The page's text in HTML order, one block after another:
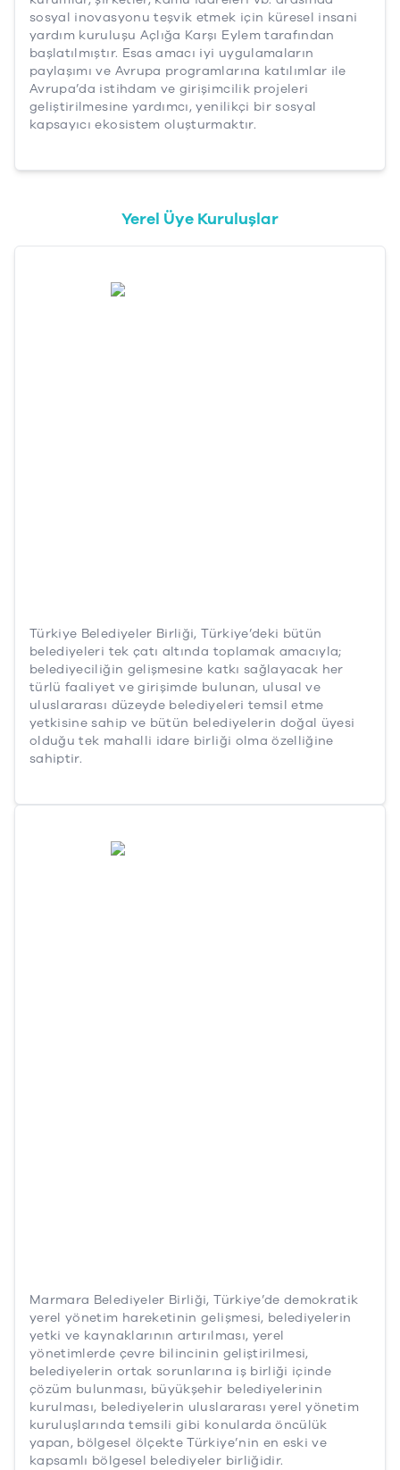
sosyal inovasyonu teşvik etmek için küresel insani
yardım kuruluşu Açlığa Karşı Eylem tarafından
başlatılmıştır. Esas amacı iyi uygulamaların
paylaşımı ve Avrupa programlarına katılımlar ile
Avrupa’da istihdam ve girişimcilik projeleri
geliştirilmesine yardımcı, yenilikçi bir sosyal
kapsayıcı ekosistem oluşturmaktır.
Yerel Üye Kuruluşlar
Türkiye Belediyeler Birliği, Türkiye’deki bütün
belediyeleri tek çatı altında toplamak amacıyla;
belediyeciliğin gelişmesine katkı sağlayacak her
türlü faaliyet ve girişimde bulunan, ulusal ve
uluslararası düzeyde belediyeleri temsil etme
yetkisine sahip ve bütün belediyelerin doğal üyesi
olduğu tek mahalli idare birliği olma özelliğine
sahiptir.
Marmara Belediyeler Birliği, Türkiye’de demokratik
yerel yönetim hareketinin gelişmesi, belediyelerin
yetki ve kaynaklarının artırılması, yerel
yönetimlerde çevre bilincinin geliştirilmesi,
belediyelerin ortak sorunlarına iş birliği içinde
çözüm bulunması, büyükşehir belediyelerinin
kurulması, belediyelerin uluslararası yerel yönetim
kuruluşlarında temsili gibi konularda öncülük
yapan, bölgesel ölçekte Türkiye’nin en eski ve
kapsamlı bölgesel belediyeler birliğidir.